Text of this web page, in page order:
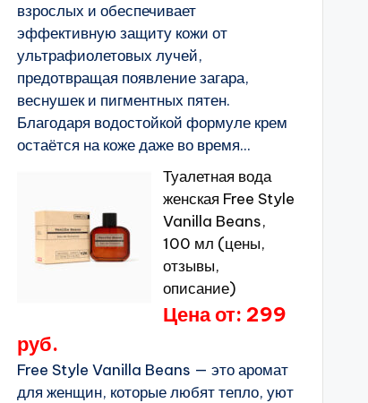
взрослых и обеспечивает
эффективную защиту кожи от
ультрафиолетовых лучей,
предотвращая появление загара,
веснушек и пигментных пятен.
Благодаря водостойкой формуле крем
остаётся на коже даже во время...
Туалетная вода
женская Free Style
Vanilla Beans,
100 мл (цены,
отзывы,
описание)
Цена от: 299
руб.
Free Style Vanilla Beans — это аромат
для женщин, которые любят тепло, уют